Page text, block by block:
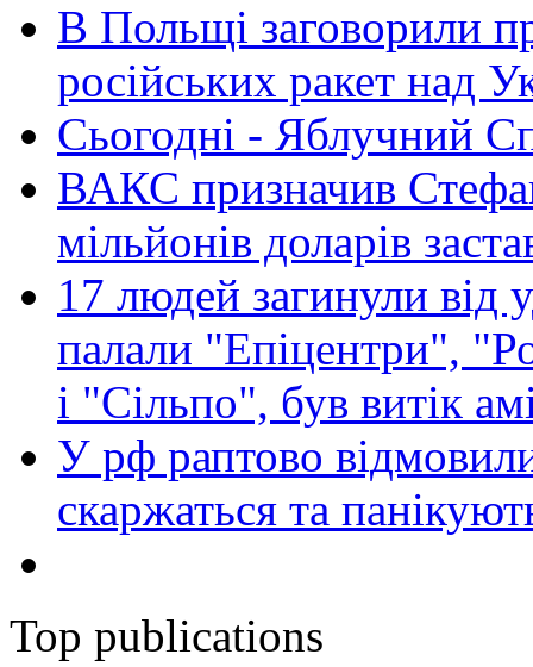
В Польщі заговорили
російських ракет над
Сьогодні - Яблучний
ВАКС призначив
мільйонів доларів
17 людей загинули від
палали "Епіцентри",
і "Сільпо", був витік
У рф раптово
скаржаться та
Top publications